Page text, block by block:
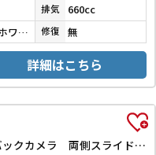
排気 660cc
プラチナホワイトパール／クリスタルブラックパール 修復 無
詳細はこちら
L ディスプレイオーディオ ETC バックカメラ 両側スライド・片側電動 クリアランスソナー クルーズコントロール レーンアシスト 衝突被害軽減システム オートライト スマートキー アイドリングストップ